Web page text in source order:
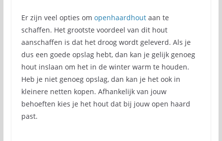
Er zijn veel opties om openhaardhoutaan te
schaffen. Het grootste voordeel van dit hout
aanschaffen is dat het droog wordt geleverd. Als je
dus een goede opslag hebt, dan kan je gelijk genoeg
hout inslaan om het in de winter warm te houden.
Heb je niet genoeg opslag, dan kan je het ook in
kleinere netten kopen. Afhankelijk van jouw
behoeften kies je het hout dat bij jouw open haard
past.